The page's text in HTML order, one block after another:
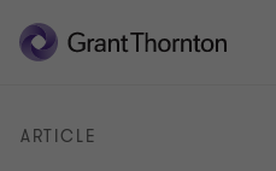
ARTICLE